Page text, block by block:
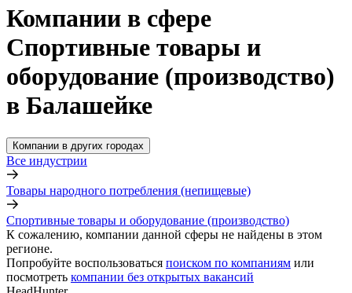
Компании в сфере
Спортивные товары и
оборудование (производство)
в Балашейке
Компании в других городах
Все индустрии
Товары народного потребления (непищевые)
Спортивные товары и оборудование (производство)
К сожалению, компании данной сферы не найдены в этом
регионе.
Попробуйте воспользоваться поиском по компаниям или
посмотреть компании без открытых вакансий